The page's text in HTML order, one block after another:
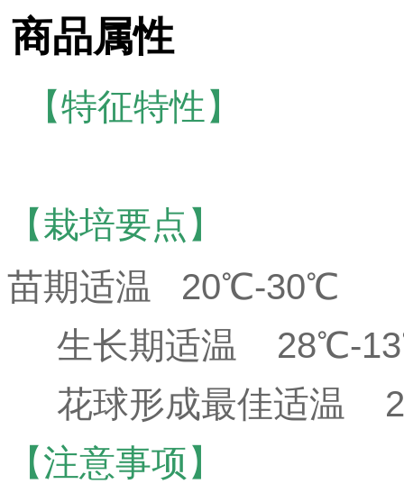
商品属性
【特征特性】
【栽培要点】
苗期适温 20℃-30℃
生长期适温 28℃-
花球形成最佳适温
【注意事项】